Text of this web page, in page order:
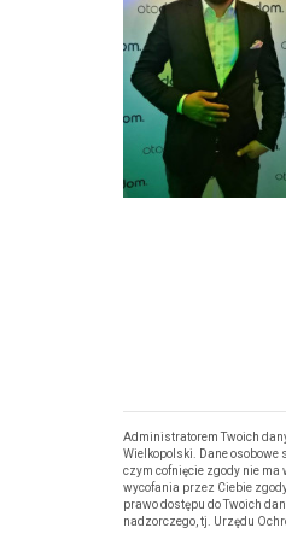
Administratorem Twoich
Wielkopolski. Dane
czym cofnięcie zgody nie ma
wycofania przez Ciebie
prawo dostępu do Twoich
nadzorczego, tj. Urzędu